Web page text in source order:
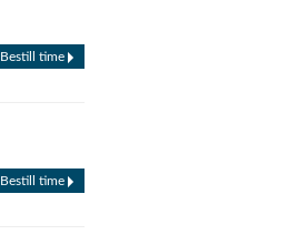
Bestill time
Bestill time